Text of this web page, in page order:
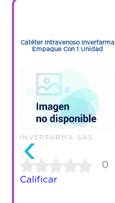
‹
Catéter Intravenoso Inverfarma
Empaque Con 1 Unidad
INVERFARMA SAS
0
Calificar